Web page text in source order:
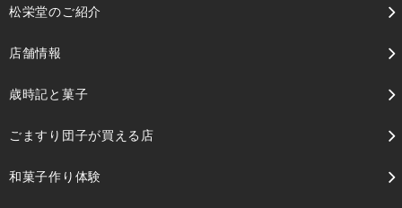
松栄堂のご紹介
店舗情報
歳時記と菓子
ごますり団子が買える店
和菓子作り体験